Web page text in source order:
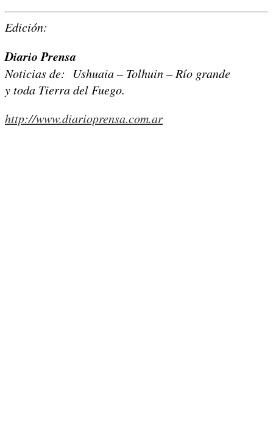
Edición:
Diario Prensa
Noticias de: Ushuaia – Tolhuin – Río grande
y toda Tierra del Fuego.
http://www.diarioprensa.com.ar